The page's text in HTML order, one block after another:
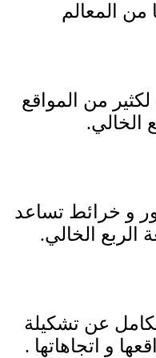
من المعالم
من المواقع
الخالي.
و خرائط تساعد
الربع الخالي.
عن تشكيلة
و اتجاهاتها .